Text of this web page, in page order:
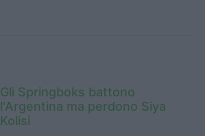
Gli Springboks battono
l'Argentina ma perdono Siya
Kolisi